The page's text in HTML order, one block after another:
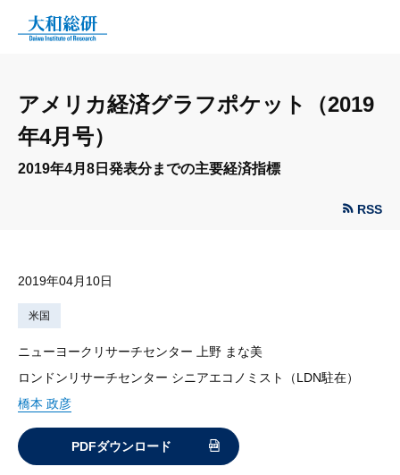
アメリカ経済グラフポケット（2019
年4月号）
2019年4月8日発表分までの主要経済指標
RSS
2019年04月10日
米国
ニューヨークリサーチセンター 上野 まな美
ロンドンリサーチセンター シニアエコノミスト（LDN駐在）
橋本 政彦
PDFダウンロード